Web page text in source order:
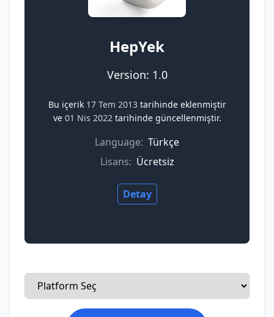
HepYek
Version: 1.0
Bu içerik 17 Tem 2013 tarihinde eklenmiştir
ve 01 Nis 2022 tarihinde güncellenmiştir.
Language: Türkçe
Lisans: Ücretsiz
Detay